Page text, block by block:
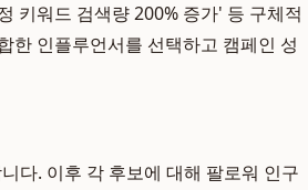
키워드 검색량 200% 증가' 등 구체적
한 인플루언서를 선택하고 캠페인 성
다. 이후 각 후보에 대해 팔로워 인구